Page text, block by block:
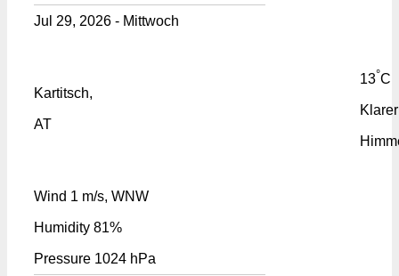
Jul 29, 2026 - Mittwoch
Kartitsch,
AT
13°C
Klarer
Wind 1 m/s, WNW
Humidity 81%
Pressure 1024 hPa